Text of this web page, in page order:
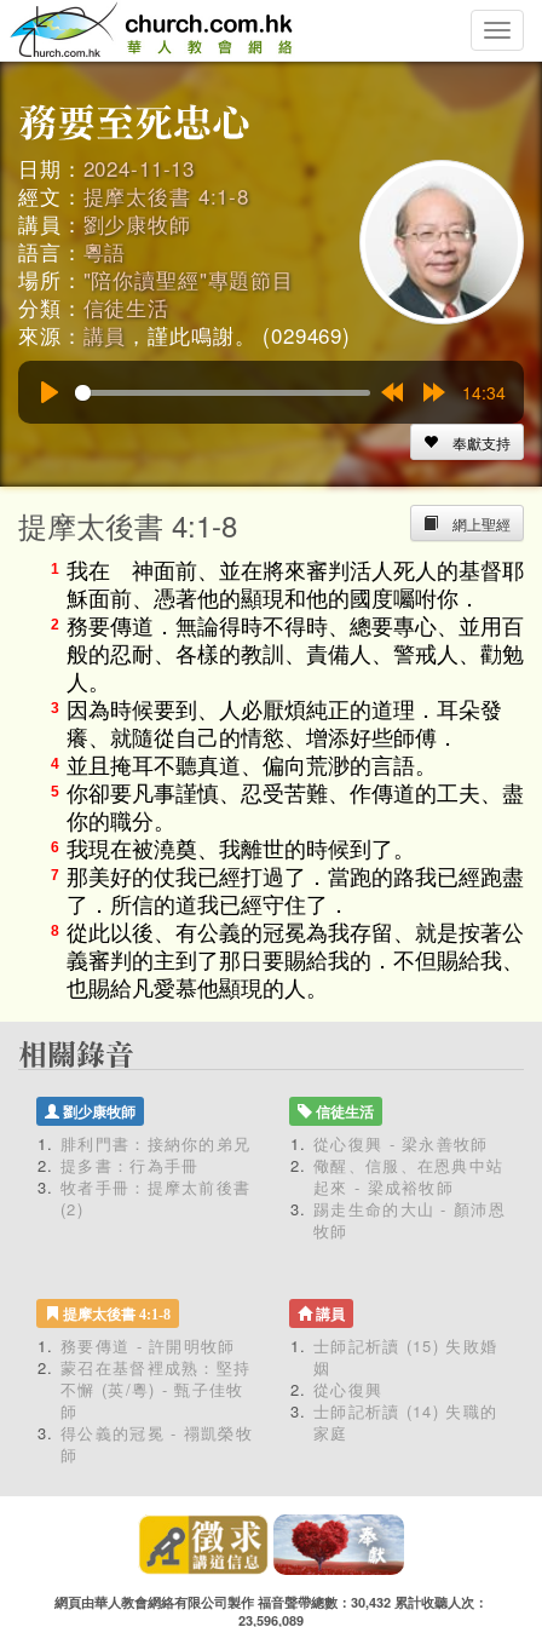
Toggle
日期： 2024-11-13
經文： 提摩太後書 4:1-8
講員： 劉少康牧師
語言： 粵語
場所： "陪你讀聖經"專題節目
分類： 信徒生活
來源： 講員 ，謹此鳴謝。 (029469)
Rewind
15s
15s
14:34
奉獻支持
網上聖經
提摩太後書 4:1-8
1 我在 神面前、並在將來審判活人死人的基督耶
穌面前、憑著他的顯現和他的國度囑咐你．
2 務要傳道．無論得時不得時、總要專心、並用百
般的忍耐、各樣的教訓、責備人、警戒人、勸勉
人。
3
因為時候要到、人必厭煩純正的道理．耳朵發
癢、就隨從自己的情慾、增添好些師傅．
4 並且掩耳不聽真道、偏向荒渺的言語。
5 你卻要凡事謹慎、忍受苦難、作傳道的工夫、盡
你的職分。
6 我現在被澆奠、我離世的時候到了。
7 那美好的仗我已經打過了．當跑的路我已經跑盡
了．所信的道我已經守住了．
8 從此以後、有公義的冠冕為我存留、就是按著公
義審判的主到了那日要賜給我的．不但賜給我、
也賜給凡愛慕他顯現的人。
劉少康牧師
腓利門書：接納你的弟兄
提多書：行為手冊
牧者手冊：提摩太前後書
(2)
信徒生活
從心復興 - 梁永善牧師
儆醒、信服、在恩典中站
起來 - 梁成裕牧師
踢走生命的大山 - 顏沛恩
牧師
提摩太後書 4:1-8
務要傳道 - 許開明牧師
蒙召在基督裡成熟：堅持
不懈 (英/粵) - 甄子佳牧
師
得公義的冠冕 - 禤凱榮牧
師
講員
士師記析讀 (15) 失敗婚
姻
從心復興
士師記析讀 (14) 失職的
家庭
網頁由華人教會網絡有限公司製作 福音聲帶總數：30,432 累計收聽人次：
23,596,089